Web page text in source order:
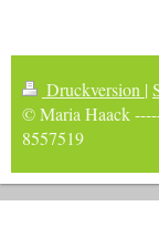
Druckversion |
© Maria Haack
8557519